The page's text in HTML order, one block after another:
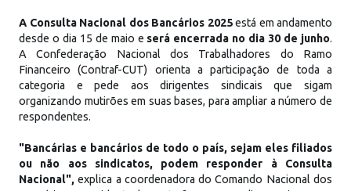
A Consulta Nacional dos Bancários 2025está em andamento
desde o dia 15 de maio e será encerrada no dia 30 de junho.
A Confederação Nacional dos Trabalhadores do Ramo
Financeiro (Contraf-CUT) orienta a participação de toda a
categoria e pede aos dirigentes sindicais que sigam
organizando mutirões em suas bases, para ampliar a número de
respondentes.
"Bancárias e bancários de todo o país, sejam eles filiados
ou não aos sindicatos, podem responder à Consulta
Nacional", explica a coordenadora do Comando Nacional dos